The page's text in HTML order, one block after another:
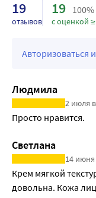
19
отзывов
19 100%
с оценкой
Авторизоваться
Людмила
2 июля
Просто нравится.
Светлана
14 июня
Крем мягкой
довольна. Кожа